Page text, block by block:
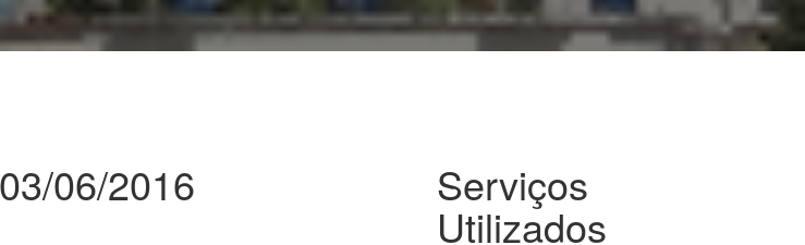
06/2016 Serviços
Utilizados